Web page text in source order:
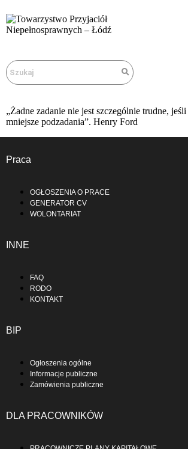
„Żadne zadanie nie jest szczególnie trudne,
mniejsze podzadania”. Henry Ford
Praca
OGŁOSZENIA O PRACE
GENERATOR CV
WOLONTARIAT
INNE
FAQ
RODO
KONTAKT
BIP
Ogłoszenia ogólne
Informacje publiczne
Zamówienia publiczne
DLA PRACOWNIKÓW